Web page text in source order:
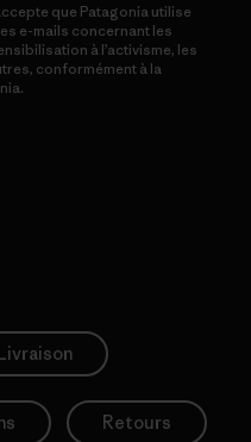
que Patagonia utilise
e-mails concernant les
à l’activisme, les
conformément à la
Retours